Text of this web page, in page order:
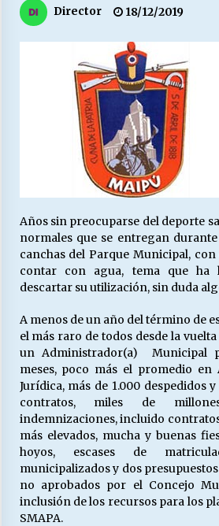
23/06/2026
VOLVER A SER
16/06/2026
MUNICIPALIDADES,
28/05/2026
Releyendo la Rerum
cuestión social hoy”.
16/05/2026
S.O.S. a los ricos, Save
30/04/2026
¿Asesores con doble
18/04/2026
Chile y sus segmentos
06/04/2026
Director 18/12/2019
Años sin preocuparse del deporte
normales que se entregan
canchas del Parque Municipal,
contar con agua, tema que ha
descartar su utilización, sin duda
A menos de un año del término de
el más raro de todos desde la
un Administrador(a) Municipal
meses, poco más el promedio en
Jurídica, más de 1.000 despedidos
contratos, miles de
indemnizaciones, incluido
más elevados, mucha y buenas
hoyos, escases de
municipalizados y dos
no aprobados por el Concejo
inclusión de los recursos para los
SMAPA.